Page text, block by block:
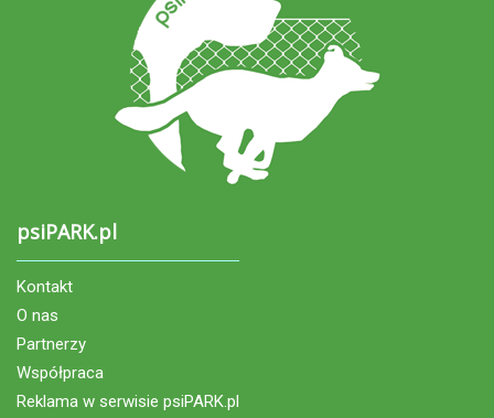
psiPARK.pl
Kontakt
O nas
Partnerzy
Współpraca
Reklama w serwisie psiPARK.pl